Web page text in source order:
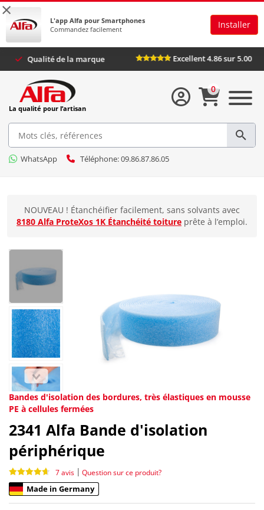
×
L'app Alfa pour Smartphones
Commandez facilement
Installer
Qualité de la marque Excellent 4.86
La qualité pour l’artisan
WhatsApp Téléphone: 09.86.87.86.05
0
NOUVEAU ! Étanchéifier facilement, sans solvants avec
8180 Alfa ProteXos 1K Étanchéité toiture prête à l’emploi.
Bandes d'isolation des bordures, très élastiques en mousse
PE à cellules fermées
2341 Alfa Bande d'isolation
périphérique
7 avis | Question sur ce produit?
Made in Germany